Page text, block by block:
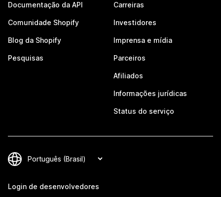
Documentação da API
Comunidade Shopify
Blog da Shopify
Pesquisas
Carreiras
Investidores
Imprensa e mídia
Parceiros
Afiliados
Informações jurídicas
Status do serviço
Login de desenvolvedores